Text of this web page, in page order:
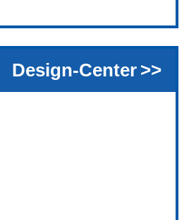
Design-Center